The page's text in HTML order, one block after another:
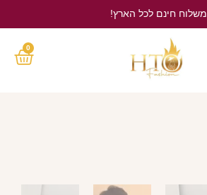
משלוח חינם לכל הארץ!
0